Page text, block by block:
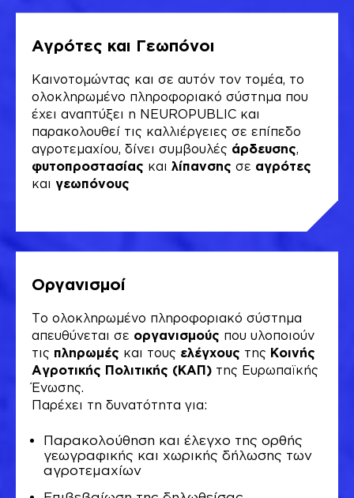
Αγρότες και Γεωπόνοι
Καινοτομώντας και σε αυτόν τον τομέα, το
ολοκληρωμένο πληροφοριακό σύστημα που
έχει αναπτύξει η NEUROPUBLIC και
παρακολουθεί τις καλλιέργειες σε επίπεδο
αγροτεμαχίου, δίνει συμβουλές άρδευσης,
φυτοπροστασίας και λίπανσης σε αγρότες
και γεωπόνους
Οργανισμοί
Το ολοκληρωμένο πληροφοριακό σύστημα
απευθύνεται σε οργανισμούς που υλοποιούν
τις πληρωμές και τους ελέγχους της Κοινής
Αγροτικής Πολιτικής (ΚΑΠ) της Ευρωπαϊκής
Ένωσης.
Παρέχει τη δυνατότητα για:
Παρακολούθηση και έλεγχο της ορθής
γεωγραφικής και χωρικής δήλωσης των
αγροτεμαχίων